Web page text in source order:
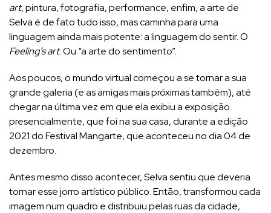
art, pintura, fotografia, performance, enfim, a arte de
Selva é de fato tudo isso, mas caminha para uma
linguagem ainda mais potente: a linguagem do sentir. O
Feeling’s art. Ou “a arte do sentimento”.
Aos poucos, o mundo virtual começou a se tornar a sua
grande galeria (e as amigas mais próximas também), até
chegar na última vez em que ela exibiu a exposição
presencialmente, que foi na sua casa, durante a edição
2021 do Festival Mangarte, que aconteceu no dia 04 de
dezembro.
Antes mesmo disso acontecer, Selva sentiu que deveria
tornar esse jorro artístico público. Então, transformou cada
imagem num quadro e distribuiu pelas ruas da cidade,